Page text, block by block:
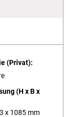
(Privat):
(H x B x
x 1085 mm